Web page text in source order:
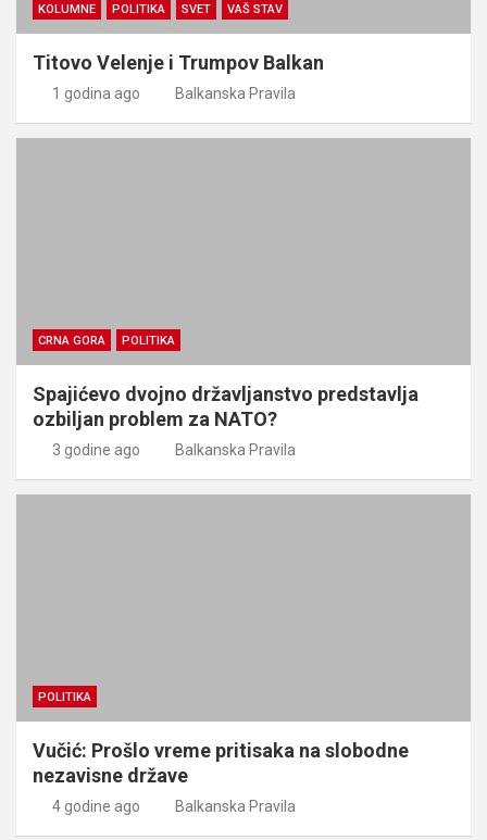
KOLUMNE POLITIKA SVET VAŠ STAV
Titovo Velenje i Trumpov Balkan
1 godina ago Balkanska Pravila
CRNA GORA POLITIKA
Spajićevo dvojno državljanstvo predstavlja
ozbiljan problem za NATO?
3 godine ago Balkanska Pravila
POLITIKA
Vučić: Prošlo vreme pritisaka na slobodne
nezavisne države
4 godine ago Balkanska Pravila